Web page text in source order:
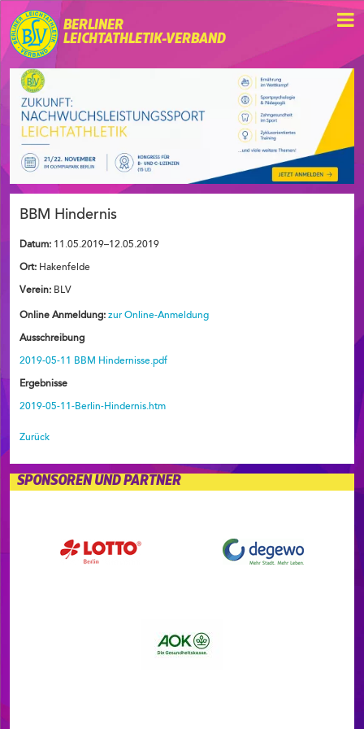
BERLINER
LEICHTATHLETIK-VERBAND
BBM Hindernis
Datum: 11.05.2019–12.05.2019
Ort: Hakenfelde
Verein: BLV
Online Anmeldung: zur Online-Anmeldung
Ausschreibung
2019-05-11 BBM Hindernisse.pdf
Ergebnisse
2019-05-11-Berlin-Hindernis.htm
Zurück
SPONSOREN UND PARTNER